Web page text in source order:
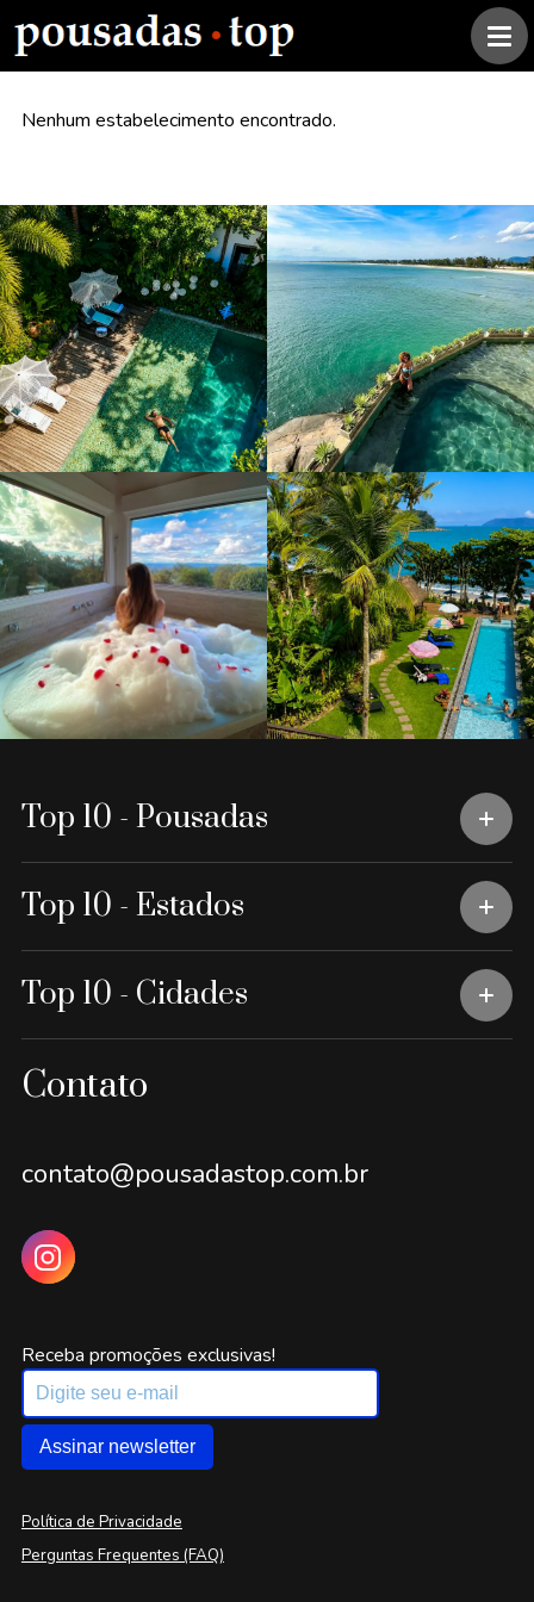
Nenhum estabelecimento encontrado.
Top 10 - Pousadas
Top 10 - Estados
Top 10 - Cidades
Contato
contato@pousadastop.com.br
Receba promoções exclusivas!
Assinar newsletter
Política de Privacidade
Perguntas Frequentes (FAQ)